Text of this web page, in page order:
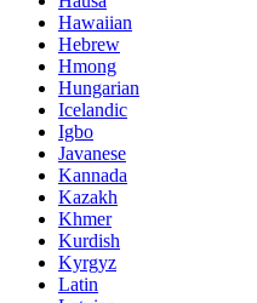
Hawaiian
Hebrew
Hmong
Hungarian
Icelandic
Igbo
Javanese
Kannada
Kazakh
Khmer
Kurdish
Kyrgyz
Latin